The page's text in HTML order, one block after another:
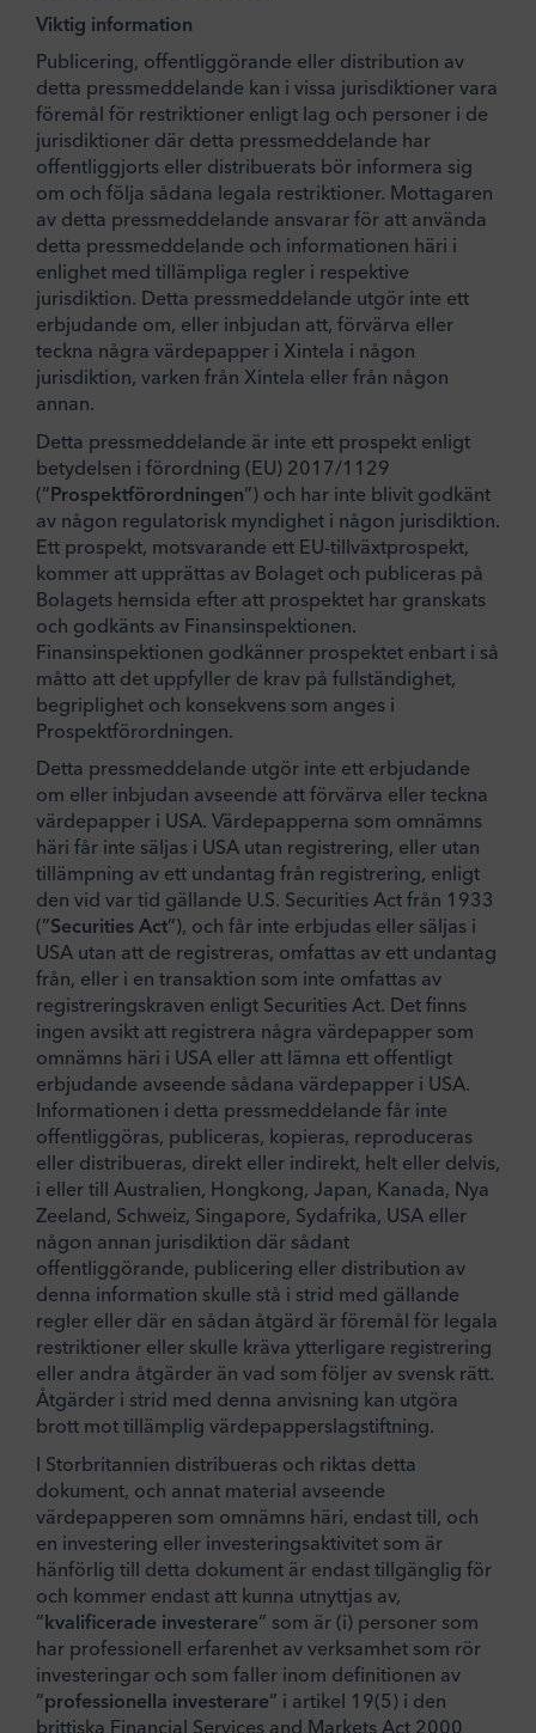
Viktig information
Publicering, offentliggörande eller distribution av
detta pressmeddelande kan i vissa jurisdiktioner vara
föremål för restriktioner enligt lag och personer i de
jurisdiktioner där detta pressmeddelande har
offentliggjorts eller distribuerats bör informera sig
om och följa sådana legala restriktioner. Mottagaren
av detta pressmeddelande ansvarar för att använda
detta pressmeddelande och informationen häri i
enlighet med tillämpliga regler i respektive
jurisdiktion. Detta pressmeddelande utgör inte ett
erbjudande om, eller inbjudan att, förvärva eller
teckna några värdepapper i Xintela i någon
jurisdiktion, varken från Xintela eller från någon
annan.
Detta pressmeddelande är inte ett prospekt enligt
betydelsen i förordning (EU) 2017/1129
(”Prospektförordningen”) och har inte blivit godkänt
av någon regulatorisk myndighet i någon jurisdiktion.
Ett prospekt, motsvarande ett EU-tillväxtprospekt,
kommer att upprättas av Bolaget och publiceras på
Bolagets hemsida efter att prospektet har granskats
och godkänts av Finansinspektionen.
Finansinspektionen godkänner prospektet enbart i så
måtto att det uppfyller de krav på fullständighet,
begriplighet och konsekvens som anges i
Prospektförordningen.
Detta pressmeddelande utgör inte ett erbjudande
om eller inbjudan avseende att förvärva eller teckna
värdepapper i USA. Värdepapperna som omnämns
häri får inte säljas i USA utan registrering, eller utan
tillämpning av ett undantag från registrering, enligt
den vid var tid gällande U.S. Securities Act från 1933
(”Securities Act”), och får inte erbjudas eller säljas i
USA utan att de registreras, omfattas av ett undantag
från, eller i en transaktion som inte omfattas av
registreringskraven enligt Securities Act. Det finns
ingen avsikt att registrera några värdepapper som
omnämns häri i USA eller att lämna ett offentligt
erbjudande avseende sådana värdepapper i USA.
Informationen i detta pressmeddelande får inte
offentliggöras, publiceras, kopieras, reproduceras
eller distribueras, direkt eller indirekt, helt eller delvis,
i eller till Australien, Hongkong, Japan, Kanada, Nya
Zeeland, Schweiz, Singapore, Sydafrika, USA eller
någon annan jurisdiktion där sådant
offentliggörande, publicering eller distribution av
denna information skulle stå i strid med gällande
regler eller där en sådan åtgärd är föremål för legala
restriktioner eller skulle kräva ytterligare registrering
eller andra åtgärder än vad som följer av svensk rätt.
Åtgärder i strid med denna anvisning kan utgöra
brott mot tillämplig värdepapperslagstiftning.
I Storbritannien distribueras och riktas detta
dokument, och annat material avseende
värdepapperen som omnämns häri, endast till, och
en investering eller investeringsaktivitet som är
hänförlig till detta dokument är endast tillgänglig för
och kommer endast att kunna utnyttjas av,
”kvalificerade investerare” som är (i) personer som
har professionell erfarenhet av verksamhet som rör
investeringar och som faller inom definitionen av
”professionella investerare” i artikel 19(5) i den
brittiska Financial Services and Markets Act 2000